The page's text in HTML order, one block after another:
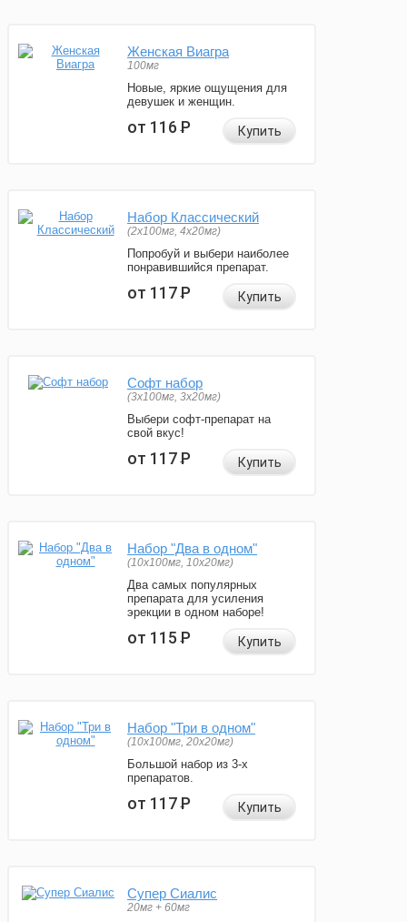
Женская Виагра
100мг
Новые, яркие ощущения для
девушек и женщин.
от 116Р Купить
Набор Классический
(2x100мг, 4x20мг)
Попробуй и выбери наиболее
понравившийся препарат.
от 117Р Купить
Софт набор
(3x100мг, 3x20мг)
Выбери софт-препарат на
свой вкус!
от 117Р Купить
Набор "Два в одном"
(10x100мг, 10x20мг)
Два самых популярных
препарата для усиления
эрекции в одном наборе!
от 115Р Купить
Набор "Три в одном"
(10x100мг, 20x20мг)
Большой набор из 3-х
препаратов.
от 117Р Купить
Супер Сиалис
20мг + 60мг